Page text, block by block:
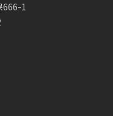
666-1